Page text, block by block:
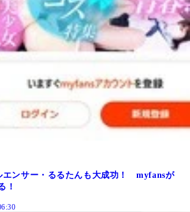
エンサー・るるたんも大成功！ myfansが
！